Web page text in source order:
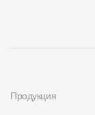
Продукция